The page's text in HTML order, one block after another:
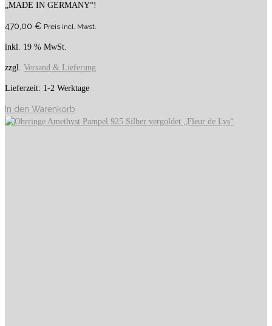
„MADE IN GERMANY“!
470,00 € Preis incl. Mwst.
inkl. 19 % MwSt.
zzgl. Versand & Lieferung
Lieferzeit: 1-2 Werktage
In den Warenkorb